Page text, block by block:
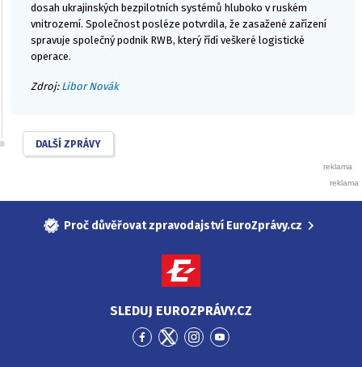
dosah ukrajinských bezpilotních systémů hluboko v ruském
vnitrozemí. Společnost posléze potvrdila, že zasažené zařízení
spravuje společný podnik RWB, který řídí veškeré logistické
operace.
Zdroj: Libor Novák
DALŠÍ ZPRÁVY
Proč důvěřovat zpravodajství EuroZprávy.cz
SLEDUJ EUROZPRÁVY.CZ
PřejítPřejítPřejítPřejít